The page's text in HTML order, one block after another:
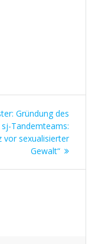
Nächster
Beitrag:
Gründung des
sj-Tandemteams:
vor sexualisierter
Gewalt“